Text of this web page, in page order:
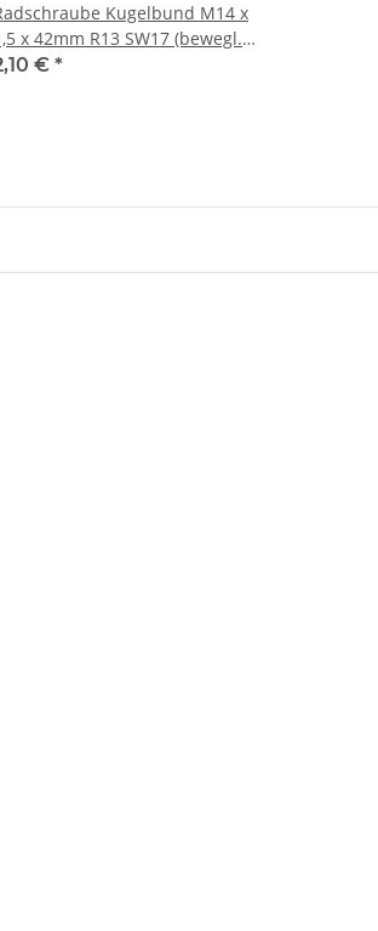
Kugelbund M14 x
x 42mm R13 SW17 (bewegl.
€ *